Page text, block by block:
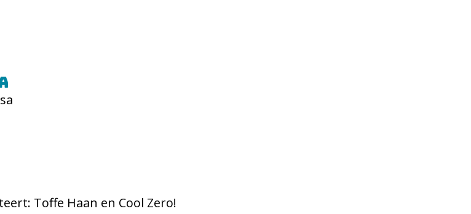
Toffe Haan en Cool Zero!